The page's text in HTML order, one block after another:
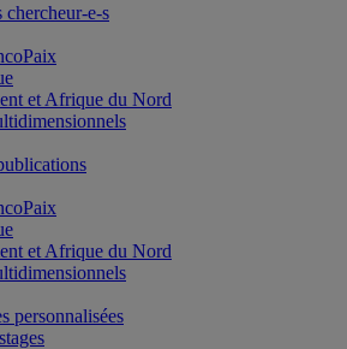
chercheur-e-s
et Afrique du Nord
et Afrique du Nord
personnalisées